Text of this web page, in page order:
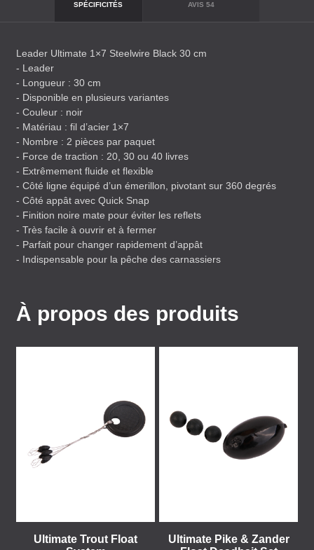
SPÉCIFICITÉS AVIS 54
Leader Ultimate 1×7 Steelwire Black 30 cm
- Leader
- Longueur : 30 cm
- Disponible en plusieurs variantes
- Couleur : noir
- Matériau : fil d’acier 1×7
- Nombre : 2 pièces par paquet
- Force de traction : 20, 30 ou 40 livres
- Extrêmement fluide et flexible
- Côté ligne équipé d’un émerillon, pivotant sur 360 degrés
- Côté appât avec Quick Snap
- Finition noire mate pour éviter les reflets
- Très facile à ouvrir et à fermer
- Parfait pour changer rapidement d’appât
- Indispensable pour la pêche des carnassiers
À propos des produits
Ultimate Trout Float
Ultimate Pike & Zander